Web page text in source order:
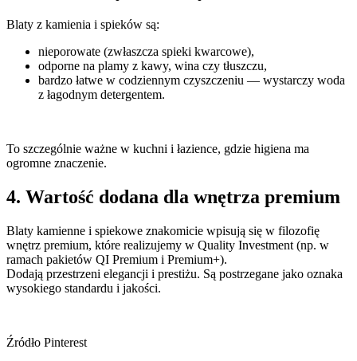
Blaty z kamienia i spieków są:
nieporowate (zwłaszcza spieki kwarcowe),
odporne na plamy z kawy, wina czy tłuszczu,
bardzo łatwe w codziennym czyszczeniu — wystarczy woda
z łagodnym detergentem.
To szczególnie ważne w kuchni i łazience, gdzie higiena ma
ogromne znaczenie.
4. Wartość dodana dla wnętrza premium
Blaty kamienne i spiekowe znakomicie wpisują się w filozofię
wnętrz premium, które realizujemy w Quality Investment (np. w
ramach pakietów QI Premium i Premium+).
Dodają przestrzeni elegancji i prestiżu. Są postrzegane jako oznaka
wysokiego standardu i jakości.
Źródło Pinterest